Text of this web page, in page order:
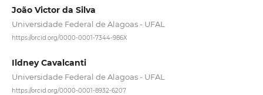
João Victor da Silva
Universidade Federal de Alagoas - UFAL
https://orcid.org/0000-0001-7344-986X
Ildney Cavalcanti
Universidade Federal de Alagoas - UFAL
https://orcid.org/0000-0001-8932-6207